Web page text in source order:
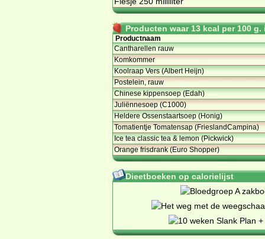
Producten waar 13 kcal per 100
Productnaam
Cantharellen rauw
Komkommer
Koolraap Vers (Albert Heijn)
Postelein, rauw
Chinese kippensoep (Edah)
Juliënnesoep (C1000)
Heldere Ossenstaartsoep (Honig)
Tomatientje Tomatensap (FrieslandCampina)
Ice tea classic tea & lemon (Pickwick)
Orange frisdrank (Euro Shopper)
Dieetboeken op calorielijst